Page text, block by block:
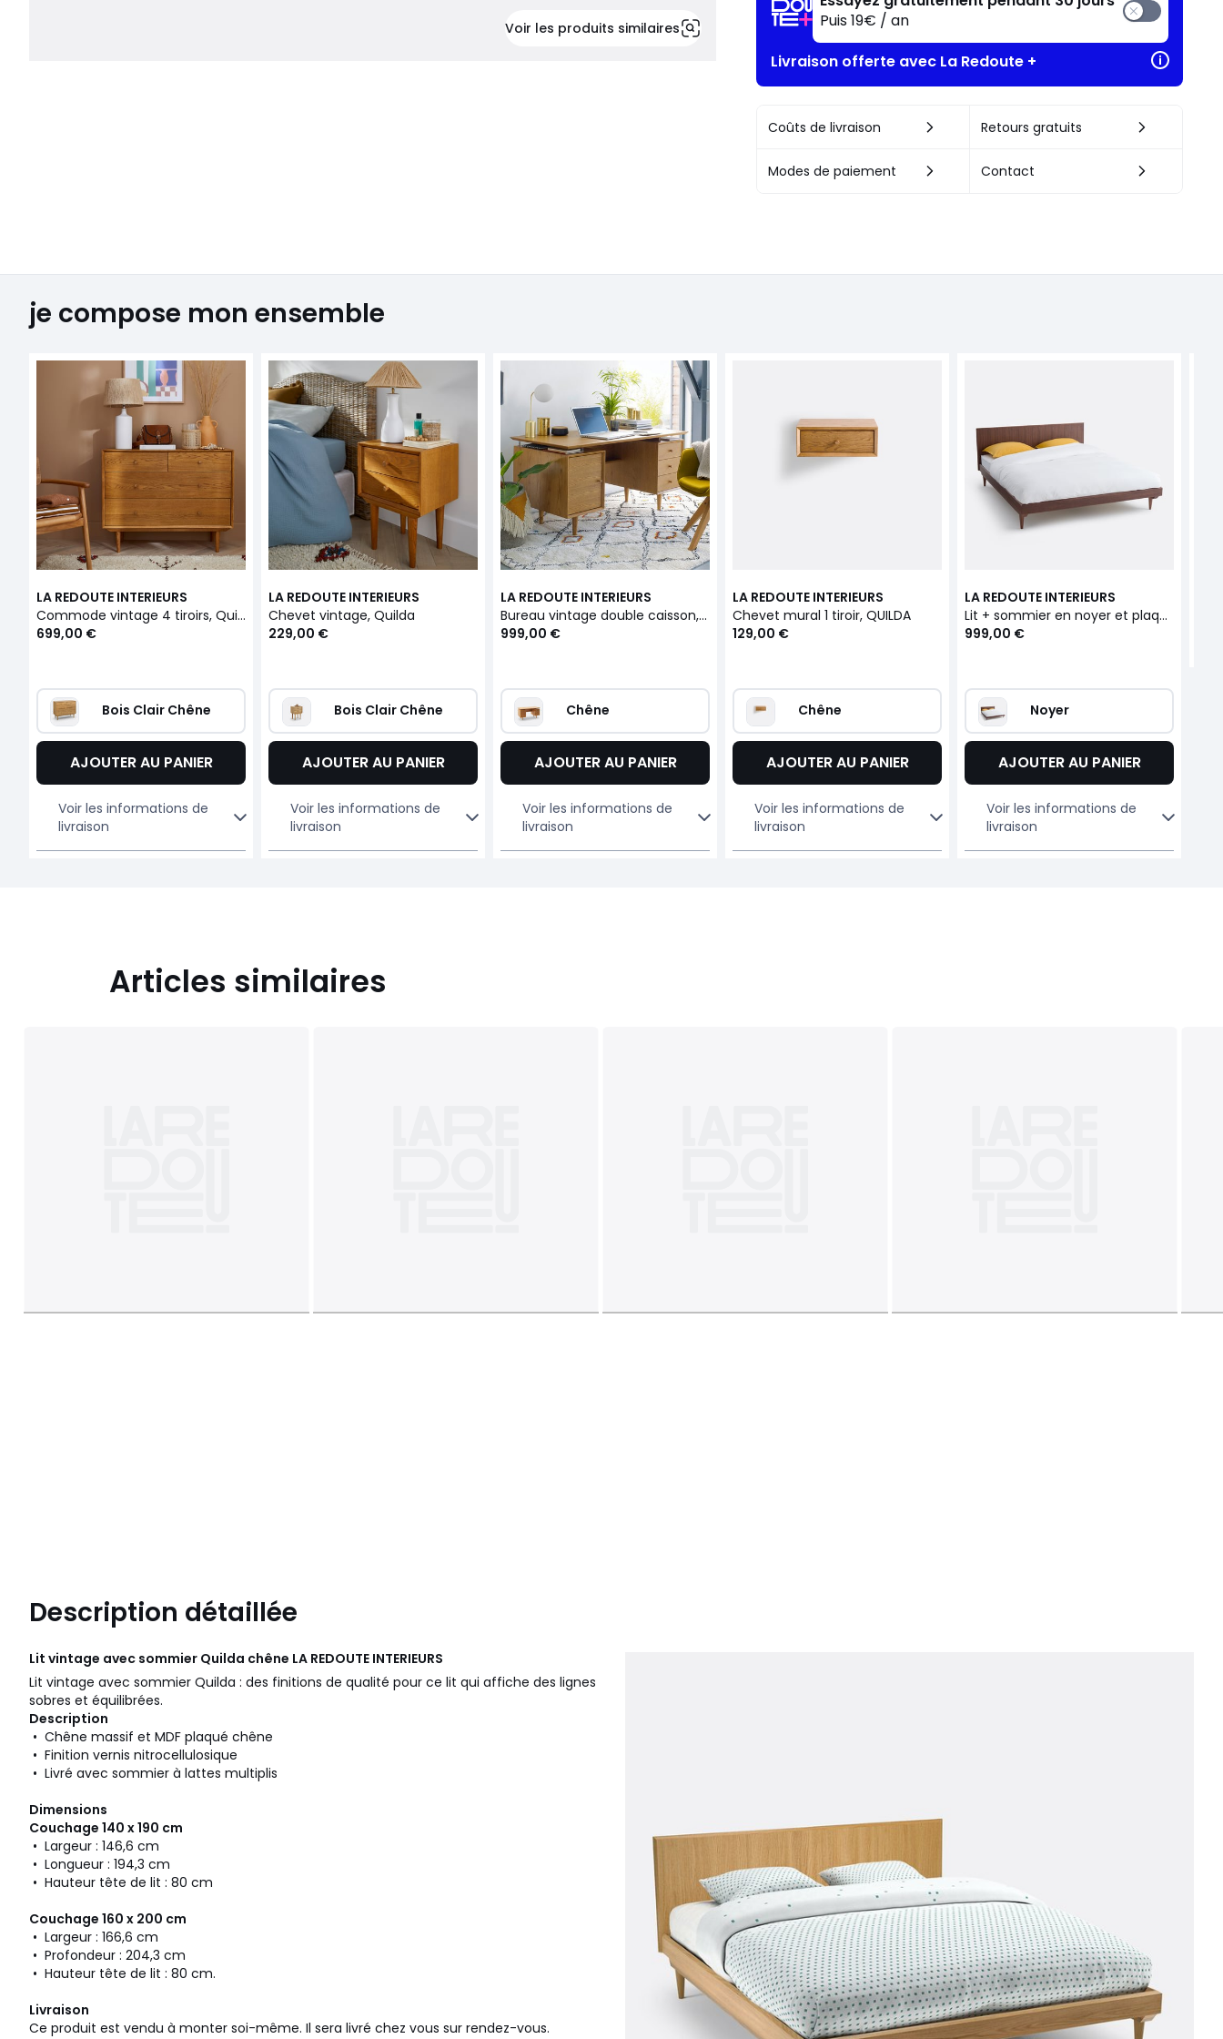
Voir les produits similaires
Puis 19€ / an
Livraison offerte avec La Redoute +
Coûts de livraison Retours gratuits
Modes de paiement Contact
je compose mon ensemble
LA REDOUTE INTERIEURS
Commode vintage 4 tiroirs, Quilda
699,00 €
Bois Clair Chêne
AJOUTER AU PANIER
Voir les informations de
livraison
LA REDOUTE INTERIEURS
Chevet vintage, Quilda
229,00 €
Bois Clair Chêne
AJOUTER AU PANIER
Voir les informations de
livraison
LA REDOUTE INTERIEURS
Bureau vintage double caisson, Quilda
999,00 €
Chêne
AJOUTER AU PANIER
Voir les informations de
livraison
LA REDOUTE INTERIEURS
Chevet mural 1 tiroir, QUILDA
129,00 €
Chêne
AJOUTER AU PANIER
Voir les informations de
livraison
LA REDOUTE INTERIEURS
Lit + sommier en noyer et plaqué noyer, QUILDA
999,00 €
Noyer
AJOUTER AU PANIER
Voir les informations de
livraison
Articles similaires
Description détaillée
Lit vintage avec sommier Quilda chêne LA REDOUTE INTERIEURS
Lit vintage avec sommier Quilda : des finitions de qualité pour ce lit qui affiche des lignes
sobres et équilibrées.
Description
• Chêne massif et MDF plaqué chêne
• Finition vernis nitrocellulosique
• Livré avec sommier à lattes multiplis
Dimensions
Couchage 140 x 190 cm
• Largeur : 146,6 cm
• Longueur : 194,3 cm
• Hauteur tête de lit : 80 cm
Couchage 160 x 200 cm
• Largeur : 166,6 cm
• Profondeur : 204,3 cm
• Hauteur tête de lit : 80 cm.
Livraison
Ce produit est vendu à monter soi-même. Il sera livré chez vous sur rendez-vous.